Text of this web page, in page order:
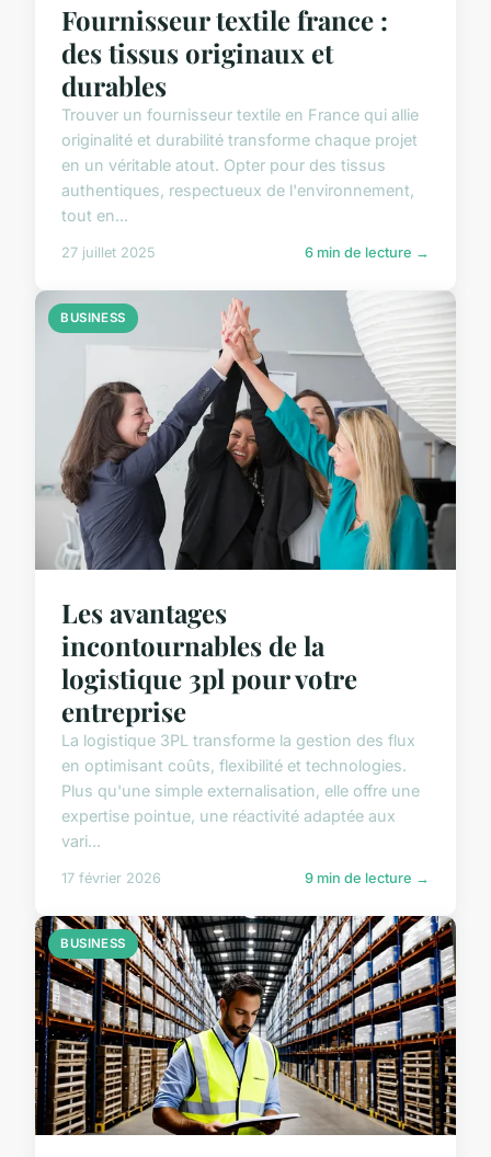
Fournisseur textile france :
des tissus originaux et
durables
Trouver un fournisseur textile en France qui allie
originalité et durabilité transforme chaque projet
en un véritable atout. Opter pour des tissus
authentiques, respectueux de l'environnement,
tout en...
27 juillet 2025 6 min de lecture →
BUSINESS
Les avantages
incontournables de la
logistique 3pl pour votre
entreprise
La logistique 3PL transforme la gestion des flux
en optimisant coûts, flexibilité et technologies.
Plus qu'une simple externalisation, elle offre une
expertise pointue, une réactivité adaptée aux
vari...
17 février 2026 9 min de lecture →
BUSINESS